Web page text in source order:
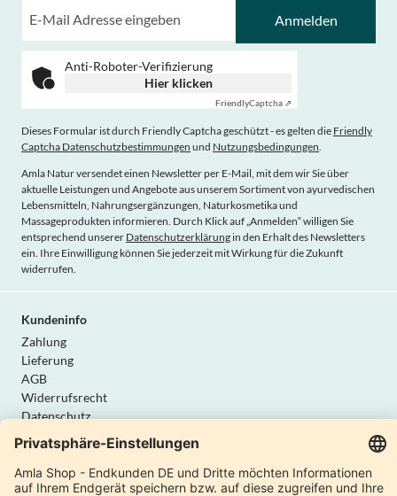
Anmelden
Anti-Roboter-Verifizierung
Hier klicken
FriendlyCaptcha ⇗
Dieses Formular ist durch Friendly Captcha geschützt - es gelten die Friendly
Captcha Datenschutzbestimmungen und Nutzungsbedingungen.
Amla Natur versendet einen Newsletter per E-Mail, mit dem wir Sie über
aktuelle Leistungen und Angebote aus unserem Sortiment von ayurvedischen
Lebensmitteln, Nahrungsergänzungen, Naturkosmetika und
Massageprodukten informieren. Durch Klick auf „Anmelden“ willigen Sie
entsprechend unserer Datenschutzerklärung in den Erhalt des Newsletters
ein. Ihre Einwilligung können Sie jederzeit mit Wirkung für die Zukunft
widerrufen.
Kundeninfo
Zahlung
Lieferung
AGB
Widerrufsrecht
Datenschutz
Vertrag widerrufen
Amla Natur Internationale Shops